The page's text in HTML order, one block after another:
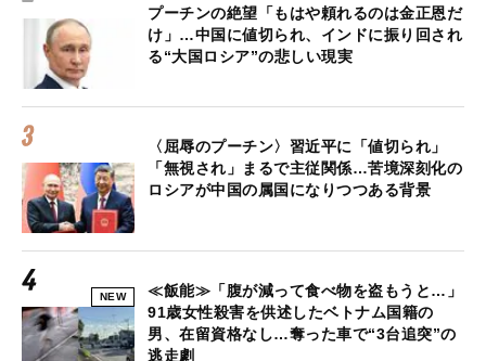
プーチンの絶望「もはや頼れるのは金正恩だ
け」…中国に値切られ、インドに振り回され
る“大国ロシア”の悲しい現実
〈屈辱のプーチン〉習近平に「値切られ」
「無視され」まるで主従関係…苦境深刻化の
ロシアが中国の属国になりつつある背景
NEW
≪飯能≫「腹が減って食べ物を盗もうと…」
91歳女性殺害を供述したベトナム国籍の
男、在留資格なし…奪った車で“3台追突”の
逃走劇